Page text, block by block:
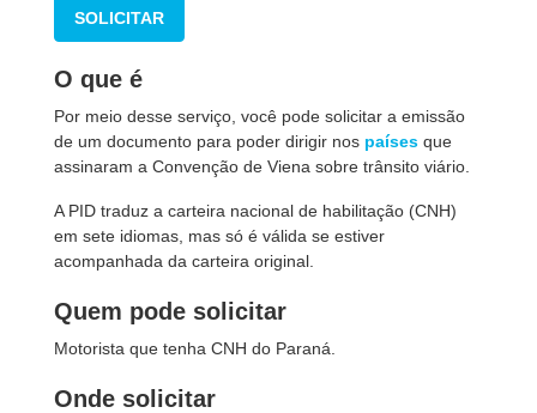
SOLICITAR
O que é
Por meio desse serviço, você pode solicitar a emissão
de um documento para poder dirigir nos países que
assinaram a Convenção de Viena sobre trânsito viário.
A PID traduz a carteira nacional de habilitação (CNH)
em sete idiomas, mas só é válida se estiver
acompanhada da carteira original.
Quem pode solicitar
Motorista que tenha CNH do Paraná.
Onde solicitar